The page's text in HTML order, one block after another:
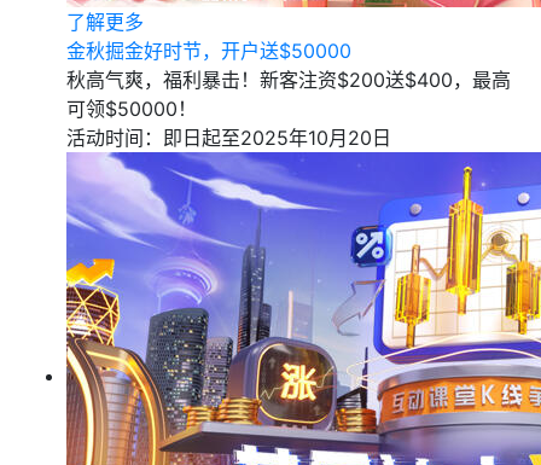
了解更多
金秋掘金好时节，开户送$50000
秋高气爽，福利暴击！新客注资$200送$400，最高
可领$50000！
活动时间：即日起至2025年10月20日